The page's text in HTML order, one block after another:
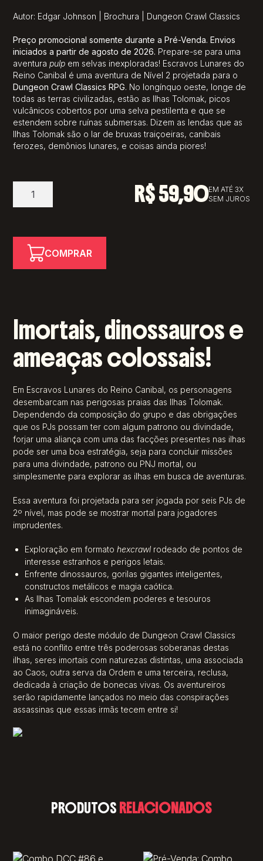
Autor: Edgar Johnson | Brochura | Dungeon Crawl Classics
Preço promocional somente durante a Pré-Venda. Envios
iniciados a partir de agosto de 2026. Prepare-se para uma
aventurapulp em selvas inexploradas! Escravos Lunares do
Reino Canibal é uma aventura de Nível 2 projetada para o
Dungeon Crawl Classics RPG. No longínquo oeste, longe de
todas as terras civilizadas, estão as Ilhas Tolomak, picos
vulcânicos cobertos por uma selva pestilenta e que se
estendem sobre ruínas submersas. Dizem as lendas que as
Ilhas Tolomak são o lar de bruxas traiçoeiras, canibais
ferozes, demônios lunares, e coisas ainda piores!
Escravos
Lunares
do
R$59,90EM ATÉ 3X
SEM JUROS
COMPRAR
Imortais, dinossauros e
ameaças colossais!
Em Escravos Lunares do Reino Canibal, os personagens
desembarcam nas perigosas praias das Ilhas Tolomak.
Dependendo da composição do grupo e das obrigações
que os PJs possam ter com algum patrono ou divindade,
forjar uma aliança com uma das facções presentes nas ilhas
pode ser uma boa estratégia, seja para concluir missões
para uma divindade, patrono ou PNJ mortal, ou
simplesmente para explorar as ilhas em busca de aventuras.
Essa aventura foi projetada para ser jogada por seis PJs de
2º nível, mas pode se mostrar mortal para jogadores
imprudentes.
Exploração em formatohexcrawl rodeado de pontos de
interesse estranhos e perigos letais.
Enfrente dinossauros, gorilas gigantes inteligentes,
constructos metálicos e magia caótica.
As Ilhas Tomalak escondem poderes e tesouros
inimagináveis.
O maior perigo deste módulo de Dungeon Crawl Classics
está no conflito entre três poderosas soberanas destas
ilhas, seres imortais com naturezas distintas, uma associada
ao Caos, outra serva da Ordem e uma terceira, reclusa,
dedicada à criação de bonecas vivas. Os aventureiros
serão rapidamente lançados no meio das conspirações
assassinas que essas irmãs tecem entre si!
PRODUTOS RELACIONADOS